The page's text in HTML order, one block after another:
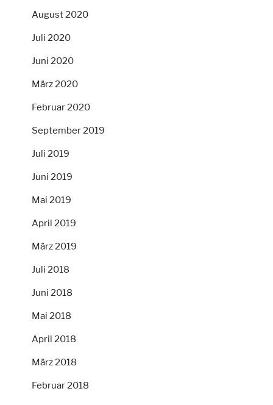
August 2020
Juli 2020
Juni 2020
März 2020
Februar 2020
September 2019
Juli 2019
Juni 2019
Mai 2019
April 2019
März 2019
Juli 2018
Juni 2018
Mai 2018
April 2018
März 2018
Februar 2018